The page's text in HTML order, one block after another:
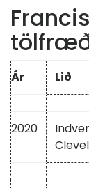
Ár Lið
2020